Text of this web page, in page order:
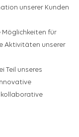
unserer Kunden
Möglichkeiten für
Aktivitäten unserer
Teil unseres